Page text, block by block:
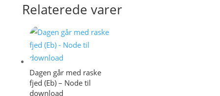
Relaterede varer
Dagen går med raske
fjed (Eb) – Node til
download